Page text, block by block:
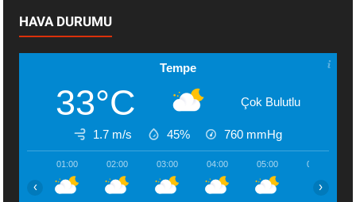
HAVA DURUMU
Tempe
33°C Çok Bulutlu
1.7 m/s 45% 760 mmHg
01:00 02:00 03:00 04:00 05:00 06:00
‹ ›